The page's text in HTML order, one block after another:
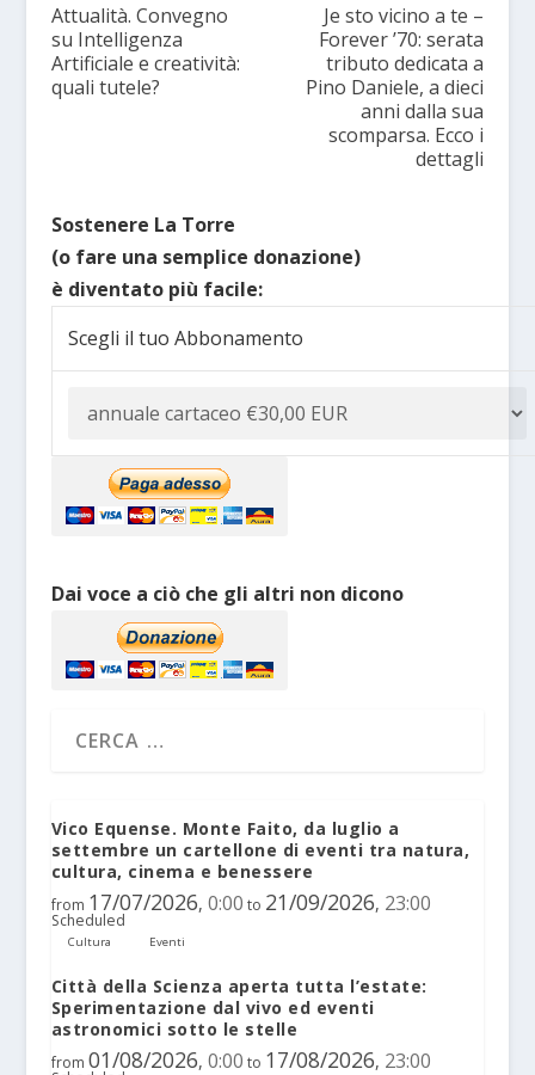
Attualità. Convegno
su Intelligenza
Artificiale e creatività:
quali tutele?
Je sto vicino a te –
Forever ’70: serata
tributo dedicata a
Pino Daniele, a dieci
anni dalla sua
scomparsa. Ecco i
dettagli
Sostenere La Torre
(o fare una semplice donazione)
è diventato più facile:
Scegli il tuo Abbonamento
Dai voce a ciò che gli altri non dicono
Vico Equense. Monte Faito, da luglio a
settembre un cartellone di eventi tra natura,
cultura, cinema e benessere
from 17/07/2026, 0:00 to 21/09/2026, 23:00
Scheduled
Cultura Eventi
Città della Scienza aperta tutta l’estate:
Sperimentazione dal vivo ed eventi
astronomici sotto le stelle
from 01/08/2026, 0:00 to 17/08/2026, 23:00